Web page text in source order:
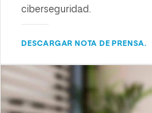
ciberseguridad.
DESCARGAR NOTA DE PRENSA.